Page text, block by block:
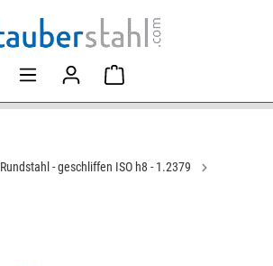
Rundstahl - geschliffen ISO h8 - 1.2379